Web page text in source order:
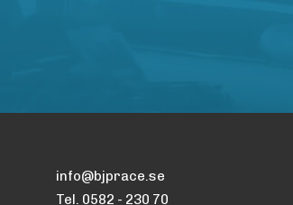
info@bjprace.se
Tel. 0582 - 230 70